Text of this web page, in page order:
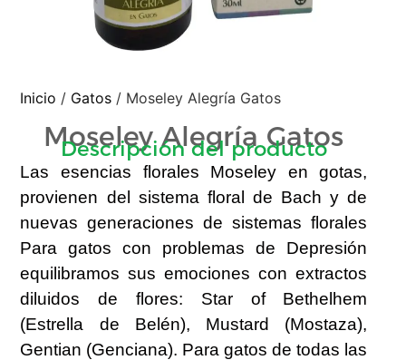
Inicio / Gatos / Moseley Alegría Gatos
Moseley Alegría Gatos
Descripción del producto
Las esencias florales Moseley en gotas,
provienen del sistema floral de Bach y de
nuevas generaciones de sistemas florales
Para gatos con problemas de Depresión
equilibramos sus emociones con extractos
diluidos de flores: Star of Bethelhem
(Estrella de Belén), Mustard (Mostaza),
Gentian (Genciana). Para gatos de todas las